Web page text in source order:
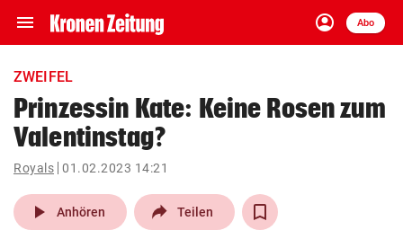
menu Navigation
ein-/ausklappen
account_circle
Anmelden
Abo
close Schließen
account_circle Anmelden
pin_drop
Wien arrow_right
ZWEIFEL
Prinzessin Kate: Keine Rosen zum
Valentinstag?
Royals 01.02.2023 14:21
play_arrow Anhören Teilen